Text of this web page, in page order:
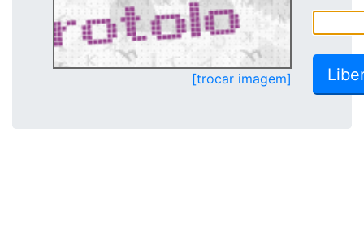
[trocar imagem]